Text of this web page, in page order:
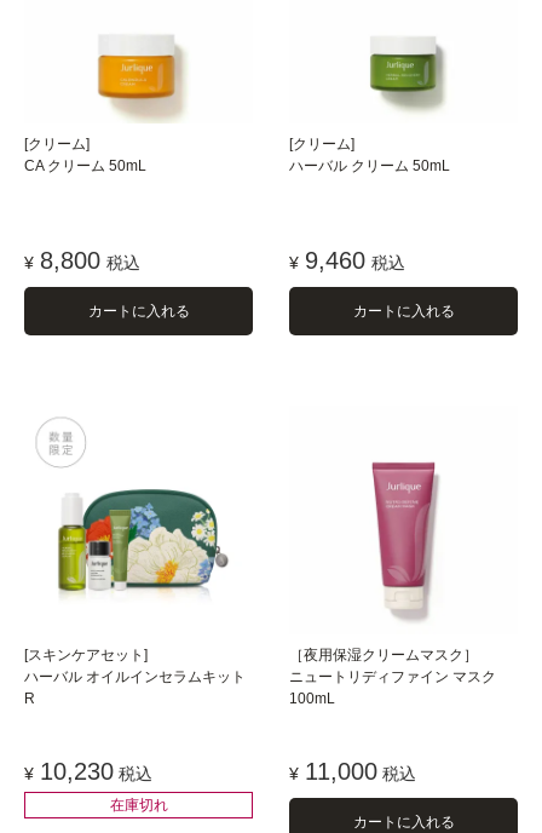
[クリーム]
CA クリーム 50mL
¥ 8,800 税込
カートに入れる
[クリーム]
ハーバル クリーム 50mL
¥ 9,460 税込
カートに入れる
[スキンケアセット]
ハーバル オイルインセラムキット
R
¥ 10,230 税込
在庫切れ
［夜用保湿クリームマスク］
ニュートリディファイン マスク
100mL
¥ 11,000 税込
カートに入れる